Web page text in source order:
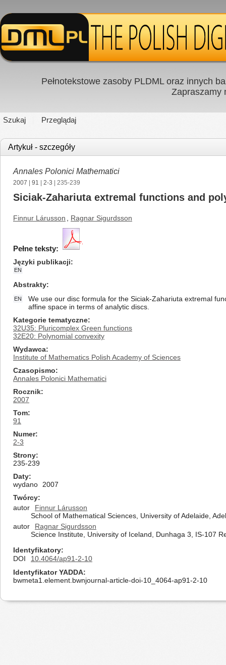
Pełnotekstowe zasoby PLDML oraz innych
Zapraszamy
Szukaj Przeglądaj
Artykuł - szczegóły
Annales Polonici Mathematici
2007 91 2-3 | 235-239
Siciak-Zahariuta extremal functions and
Finnur Lárusson Ragnar Sigurdsson
Pełne teksty:
Języki publikacji
EN
Abstrakty
EN
We use our disc formula for the Siciak-Zahariuta extremal
affine space in terms of analytic discs.
Kategorie tematyczne
32U35: Pluricomplex Green functions
32E20: Polynomial convexity
Wydawca
Institute of Mathematics Polish Academy of Sciences
Czasopismo
Annales Polonici Mathematici
Rocznik
2007
Tom
91
Numer
2-3
Strony
235-239
Daty
wydano
2007
Twórcy
autor
Finnur Lárusson
School of Mathematical Sciences, University of Adelaide,
autor
Ragnar Sigurdsson
Science Institute, University of Iceland, Dunhaga 3, IS-107
Identyfikatory
DOI
10.4064/ap91-2-10
Identyfikator YADDA
bwmeta1.element.bwnjournal-article-doi-10_4064-ap91-2-10